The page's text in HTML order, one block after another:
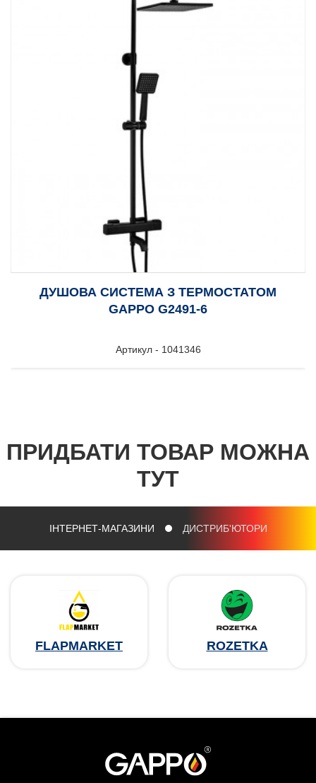
ДУШОВА СИСТЕМА З ТЕРМОСТАТОМ
GAPPO G2491-6
Артикул - 1041346
ПРИДБАТИ ТОВАР МОЖНА
ТУТ
ІНТЕРНЕТ-МАГАЗИНИ ДИСТРИБ'ЮТОРИ
FLAPMARKET ROZETKA